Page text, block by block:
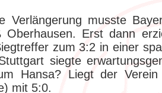
Verlängerung musste
Oberhausen. Erst dann
zum 3:2 in einer
siegte
Hansa? Liegt der
mit 5:0.